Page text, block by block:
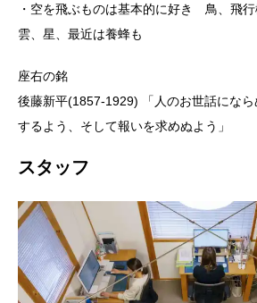
・空を飛ぶものは基本的に好き 鳥、飛行
雲、星、最近は養蜂も
座右の銘
後藤新平(1857-1929) 「人のお世話にな
するよう、そして報いを求めぬよう」
スタッフ